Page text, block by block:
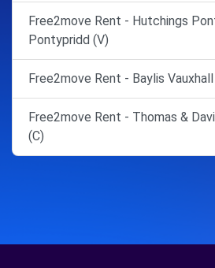
Free2move Rent - Hutchings
Pontypridd (V)
Free2move Rent - Baylis
Free2move Rent - Thomas &
(C)